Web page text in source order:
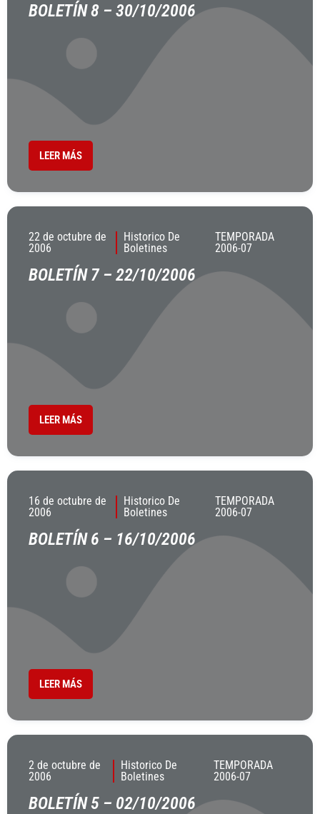
BOLETÍN 8 – 30/10/2006
LEER MÁS
22 de octubre de
2006
Historico De
Boletines
TEMPORADA
2006-07
BOLETÍN 7 – 22/10/2006
LEER MÁS
16 de octubre de
2006
Historico De
Boletines
TEMPORADA
2006-07
BOLETÍN 6 – 16/10/2006
LEER MÁS
2 de octubre de
2006
Historico De
Boletines
TEMPORADA
2006-07
BOLETÍN 5 – 02/10/2006